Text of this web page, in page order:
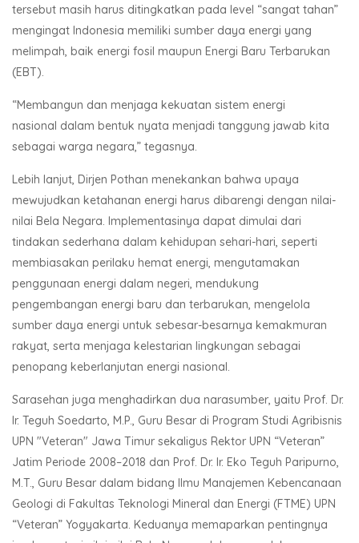
tersebut masih harus ditingkatkan pada level “sangat tahan”
mengingat Indonesia memiliki sumber daya energi yang
melimpah, baik energi fosil maupun Energi Baru Terbarukan
(EBT).
“Membangun dan menjaga kekuatan sistem energi
nasional dalam bentuk nyata menjadi tanggung jawab kita
sebagai warga negara,” tegasnya.
Lebih lanjut, Dirjen Pothan menekankan bahwa upaya
mewujudkan ketahanan energi harus dibarengi dengan nilai-
nilai Bela Negara. Implementasinya dapat dimulai dari
tindakan sederhana dalam kehidupan sehari-hari, seperti
membiasakan perilaku hemat energi, mengutamakan
penggunaan energi dalam negeri, mendukung
pengembangan energi baru dan terbarukan, mengelola
sumber daya energi untuk sebesar-besarnya kemakmuran
rakyat, serta menjaga kelestarian lingkungan sebagai
penopang keberlanjutan energi nasional.
Sarasehan juga menghadirkan dua narasumber, yaitu Prof. Dr.
Ir. Teguh Soedarto, M.P., Guru Besar di Program Studi Agribisnis
UPN "Veteran" Jawa Timur sekaligus Rektor UPN “Veteran”
Jatim Periode 2008–2018 dan Prof. Dr. Ir. Eko Teguh Paripurno,
M.T., Guru Besar dalam bidang Ilmu Manajemen Kebencanaan
Geologi di Fakultas Teknologi Mineral dan Energi (FTME) UPN
“Veteran” Yogyakarta. Keduanya memaparkan pentingnya